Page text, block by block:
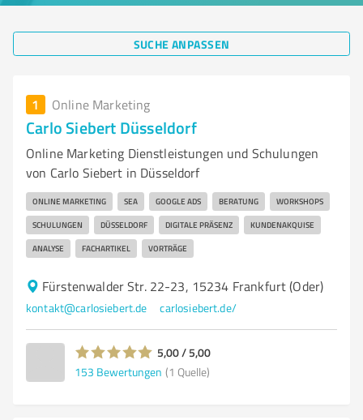
SUCHE ANPASSEN
1 Online Marketing
Carlo Siebert Düsseldorf
Online Marketing Dienstleistungen und Schulungen
von Carlo Siebert in Düsseldorf
ONLINE MARKETING SEA GOOGLE ADS BERATUNG WORKSHOPS
SCHULUNGEN DÜSSELDORF DIGITALE PRÄSENZ KUNDENAKQUISE
ANALYSE FACHARTIKEL VORTRÄGE
Fürstenwalder Str. 22-23, 15234 Frankfurt (Oder)
kontakt@carlosiebert.de carlosiebert.de/
5,00 / 5,00
153 Bewertungen (1 Quelle)